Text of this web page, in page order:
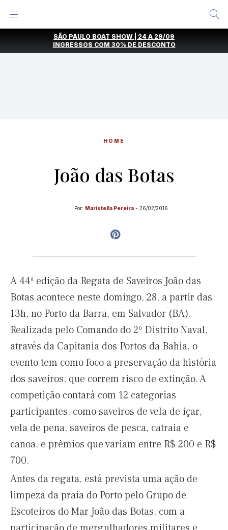
SÃO PAULO BOAT SHOW | 24 A 29/09
INGRESSOS COM 30% DE DESCONTO
HOME
João das Botas
Por: Maristella Pereira - 26/02/2016
A 44ª edição da Regata de Saveiros João das
Botas acontece neste domingo, 28, a partir das
13h, no Porto da Barra, em Salvador (BA).
Realizada pelo Comando do 2º Distrito Naval,
através da Capitania dos Portos da Bahia, o
evento tem como foco a preservação da história
dos saveiros, que correm risco de extinção. A
competição contará com 12 categorias
participantes, como saveiros de vela de içar,
vela de pena, saveiros de pesca, catraia e
canoa, e prêmios que variam entre R$ 200 e R$
700.
Antes da regata, está prevista uma ação de
limpeza da praia do Porto pelo Grupo de
Escoteiros do Mar João das Botas, com a